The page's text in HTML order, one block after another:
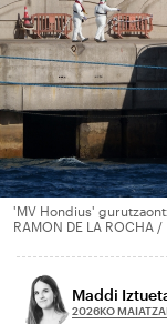
'MV Hondius'
RAMON DE LA ROCHA /
Maddi
2026KO